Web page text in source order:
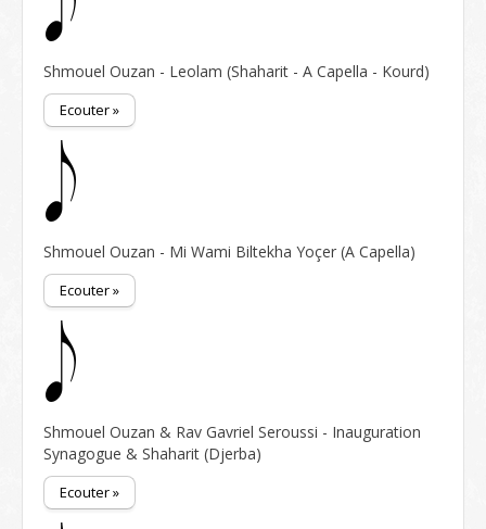
Shmouel Ouzan - Leolam (Shaharit - A Capella - Kourd)
Ecouter »
Shmouel Ouzan - Mi Wami Biltekha Yoçer (A Capella)
Ecouter »
Shmouel Ouzan & Rav Gavriel Seroussi - Inauguration
Synagogue & Shaharit (Djerba)
Ecouter »